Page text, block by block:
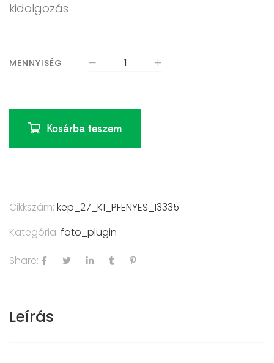
kidolgozás
MENNYISÉG
Kosárba teszem
Cikkszám: kep_27_K1_PFENYES_13335
Kategória: foto_plugin
Share:
Leírás